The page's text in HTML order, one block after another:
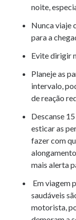
noite,
Nunca viaje
para a
Evite dirigir
Planeje as
intervalo,
de reação
Descanse
esticar as
fazer com
mais alerta
Em viagem
saudáveis
motorista,